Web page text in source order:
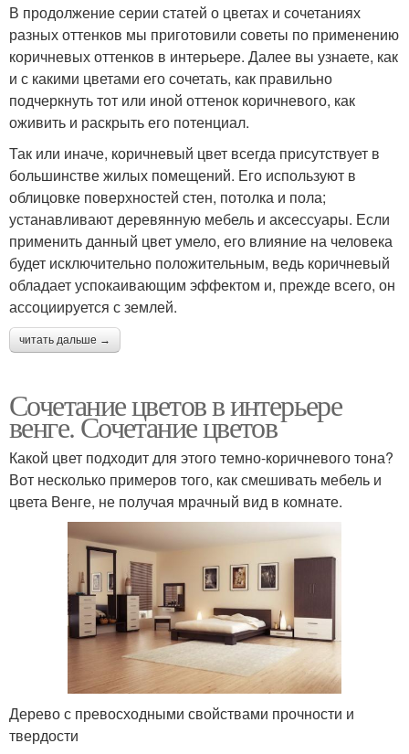
В продолжение серии статей о цветах и сочетаниях
разных оттенков мы приготовили советы по применению
коричневых оттенков в интерьере. Далее вы узнаете, как
и с какими цветами его сочетать, как правильно
подчеркнуть тот или иной оттенок коричневого, как
оживить и раскрыть его потенциал.
Так или иначе, коричневый цвет всегда присутствует в
большинстве жилых помещений. Его используют в
облицовке поверхностей стен, потолка и пола;
устанавливают деревянную мебель и аксессуары. Если
применить данный цвет умело, его влияние на человека
будет исключительно положительным, ведь коричневый
обладает успокаивающим эффектом и, прежде всего, он
ассоциируется с землей.
читать дальше →
Сочетание цветов в интерьере
венге. Сочетание цветов
Какой цвет подходит для этого темно-коричневого тона?
Вот несколько примеров того, как смешивать мебель и
цвета Венге, не получая мрачный вид в комнате.
Дерево с превосходными свойствами прочности и
твердости